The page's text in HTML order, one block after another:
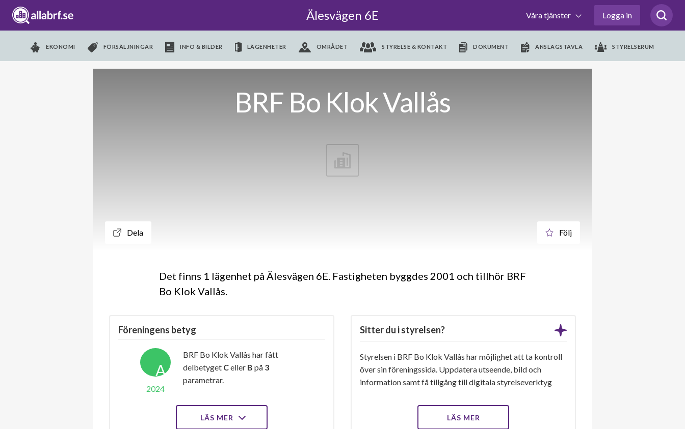
Älesvägen 6E Våra tjänster Logga in
EKONOMI FÖRSÄLJNINGAR INFO & BILDER LÄGENHETER OMRÅDET STYRELSE & KONTAKT DOKUMENT ANSLAGSTAVLA STYRELSERUM
BRF Bo Klok Vallås
Dela Följ
Det finns 1 lägenhet på Älesvägen 6E. Fastigheten byggdes 2001 och tillhör BRF
Bo Klok Vallås.
Föreningens betyg
A
2024
BRF Bo Klok Vallås har fått
delbetyget Celler B på 3
parametrar.
LÄS MER
Sitter du i styrelsen?
Styrelsen i BRF Bo Klok Vallås har möjlighet att ta kontroll
över sin föreningssida. Uppdatera utseende, bild och
information samt få tillgång till digitala styrelseverktyg
LÄS MER